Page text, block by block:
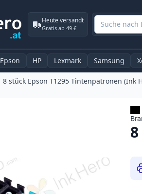
Heute versandt
Gratis ab 49 €
Epson HP Lexmark Samsung
8 stück Epson T1295 Tintenpatronen (Ink